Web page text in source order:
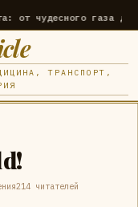
от чудесного газа до
ТРАНСПОРТ,
214 читателей